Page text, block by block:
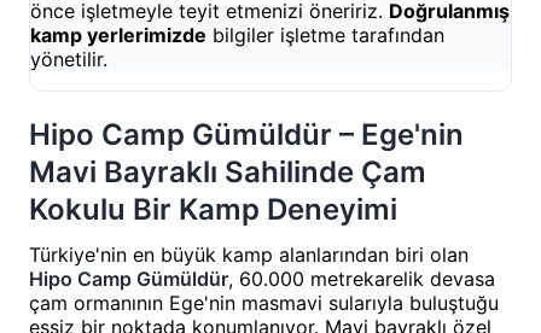
önce işletmeyle teyit etmenizi öneririz. Doğrulanmış
kamp yerlerimizde bilgiler işletme tarafından
yönetilir.
Hipo Camp Gümüldür – Ege'nin
Mavi Bayraklı Sahilinde Çam
Kokulu Bir Kamp Deneyimi
Türkiye'nin en büyük kamp alanlarından biri olan
Hipo Camp Gümüldür, 60.000 metrekarelik devasa
çam ormanının Ege'nin masmavi sularıyla buluştuğu
eşsiz bir noktada konumlanıyor. Mavi bayraklı özel